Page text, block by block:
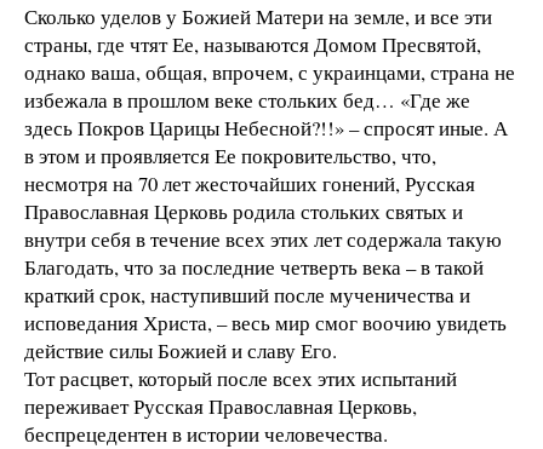
Сколько уделов у Божией Матери на земле, и все эти
страны, где чтят Ее, называются Домом Пресвятой,
однако ваша, общая, впрочем, с украинцами, страна не
избежала в прошлом веке стольких бед… «Где же
здесь Покров Царицы Небесной?!!» – спросят иные. А
в этом и проявляется Ее покровительство, что,
несмотря на 70 лет жесточайших гонений, Русская
Православная Церковь родила стольких святых и
внутри себя в течение всех этих лет содержала такую
Благодать, что за последние четверть века – в такой
краткий срок, наступивший после мученичества и
исповедания Христа, – весь мир смог воочию увидеть
действие силы Божией и славу Его.
Тот расцвет, который после всех этих испытаний
переживает Русская Православная Церковь,
беспрецедентен в истории человечества.